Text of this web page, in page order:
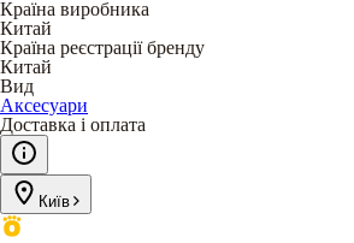
Країна виробника
Китай
Країна реєстрації бренду
Китай
Вид
Аксесуари
Доставка і оплата
Київ